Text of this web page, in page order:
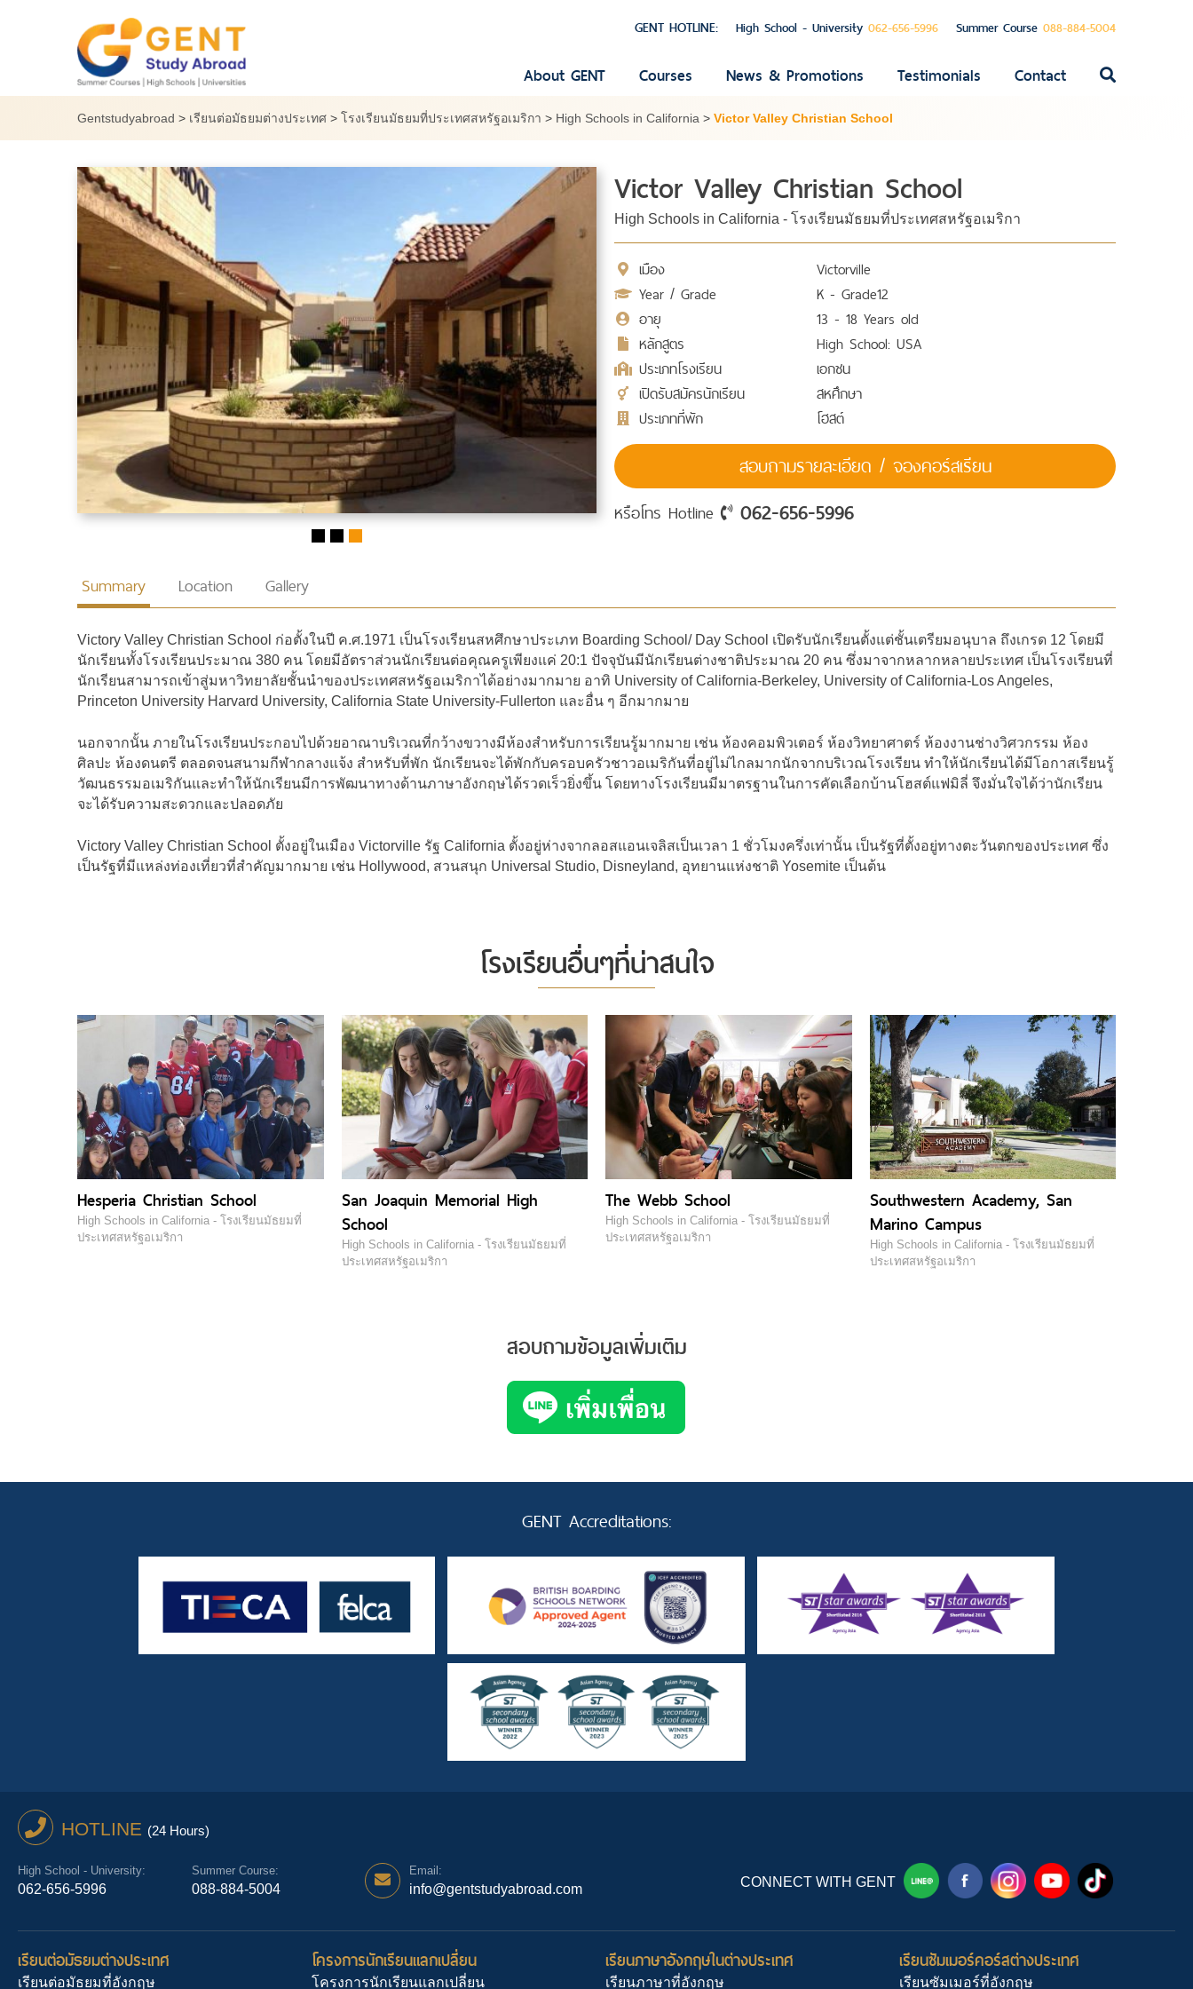
GENT HOTLINE: High School - University 062-656-5996 Summer Course 088-884-5004
About GENT Courses News & Promotions Testimonials Contact
สำหรับ:
Gentstudyabroad > เรียนต่อมัธยมต่างประเทศ > โรงเรียนมัธยมที่ประเทศสหรัฐอเมริกา > High Schools in California > Victor Valley Christian School
Victor Valley Christian School
High Schools in California - โรงเรียนมัธยมที่ประเทศสหรัฐอเมริกา
เมือง
Victorville
Year / Grade
K - Grade12
อายุ
13 - 18 Years old
หลักสูตร
High School: USA
ประเภทโรงเรียน
เอกชน
เปิดรับสมัครนักเรียน
สหศึกษา
ประเภทที่พัก
โฮสต์
สอบถามรายละเอียด / จองคอร์สเรียน
หรือโทร Hotline 062-656-5996
Summary Location Gallery
Victory Valley Christian School ก่อตั้งในปี ค.ศ.1971 เป็นโรงเรียนสหศึกษาประเภท Boarding School/ Day School เปิดรับนักเรียนตั้งแต่ชั้นเตรียมอนุบาล ถึงเกรด 12 โดยมี
นักเรียนทั้งโรงเรียนประมาณ 380 คน โดยมีอัตราส่วนนักเรียนต่อคุณครูเพียงแค่ 20:1 ปัจจุบันมีนักเรียนต่างชาติประมาณ 20 คน ซึ่งมาจากหลากหลายประเทศ เป็นโรงเรียนที่
นักเรียนสามารถเข้าสู่มหาวิทยาลัยชั้นนำของประเทศสหรัฐอเมริกาได้อย่างมากมาย อาทิ University of California-Berkeley, University of California-Los Angeles,
Princeton University Harvard University, California State University-Fullerton และอื่น ๆ อีกมากมาย
นอกจากนั้น ภายในโรงเรียนประกอบไปด้วยอาณาบริเวณที่กว้างขวางมีห้องสำหรับการเรียนรู้มากมาย เช่น ห้องคอมพิวเตอร์ ห้องวิทยาศาตร์ ห้องงานช่างวิศวกรรม ห้อง
ศิลปะ ห้องดนตรี ตลอดจนสนามกีฬากลางแจ้ง สำหรับที่พัก นักเรียนจะได้พักกับครอบครัวชาวอเมริกันที่อยู่ไม่ไกลมากนักจากบริเวณโรงเรียน ทำให้นักเรียนได้มีโอกาสเรียนรู้
วัฒนธรรมอเมริกันและทำให้นักเรียนมีการพัฒนาทางด้านภาษาอังกฤษได้รวดเร็วยิ่งขึ้น โดยทางโรงเรียนมีมาตรฐานในการคัดเลือกบ้านโฮสต์แฟมิลี่ จึงมั่นใจได้ว่านักเรียน
จะได้รับความสะดวกและปลอดภัย
Victory Valley Christian School ตั้งอยู่ในเมือง Victorville รัฐ California ตั้งอยู่ห่างจากลอสแอนเจลิสเป็นเวลา 1 ชั่วโมงครึ่งเท่านั้น เป็นรัฐที่ตั้งอยู่ทางตะวันตกของประเทศ ซึ่ง
เป็นรัฐที่มีแหล่งท่องเที่ยวที่สำคัญมากมาย เช่น Hollywood, สวนสนุก Universal Studio, Disneyland, อุทยานแห่งชาติ Yosemite เป็นต้น
โรงเรียนอื่นๆที่น่าสนใจ
Hesperia Christian School
High Schools in California - โรงเรียนมัธยมที่
ประเทศสหรัฐอเมริกา
San Joaquin Memorial High
School
High Schools in California - โรงเรียนมัธยมที่
ประเทศสหรัฐอเมริกา
The Webb School
High Schools in California - โรงเรียนมัธยมที่
ประเทศสหรัฐอเมริกา
Southwestern Academy, San
Marino Campus
High Schools in California - โรงเรียนมัธยมที่
ประเทศสหรัฐอเมริกา
สอบถามข้อมูลเพิ่มเติม
GENT Accreditations:
HOTLINE (24 Hours)
High School - University:
062-656-5996
Summer Course:
088-884-5004
Email:
info@gentstudyabroad.com CONNECT WITH GENT
เรียนต่อมัธยมต่างประเทศ
เรียนต่อมัธยมที่อังกฤษ
โครงการนักเรียนแลกเปลี่ยน
โครงการนักเรียนแลกเปลี่ยน
เรียนภาษาอังกฤษในต่างประเทศ
เรียนภาษาที่อังกฤษ
เรียนซัมเมอร์คอร์สต่างประเทศ
เรียนซัมเมอร์ที่อังกฤษ